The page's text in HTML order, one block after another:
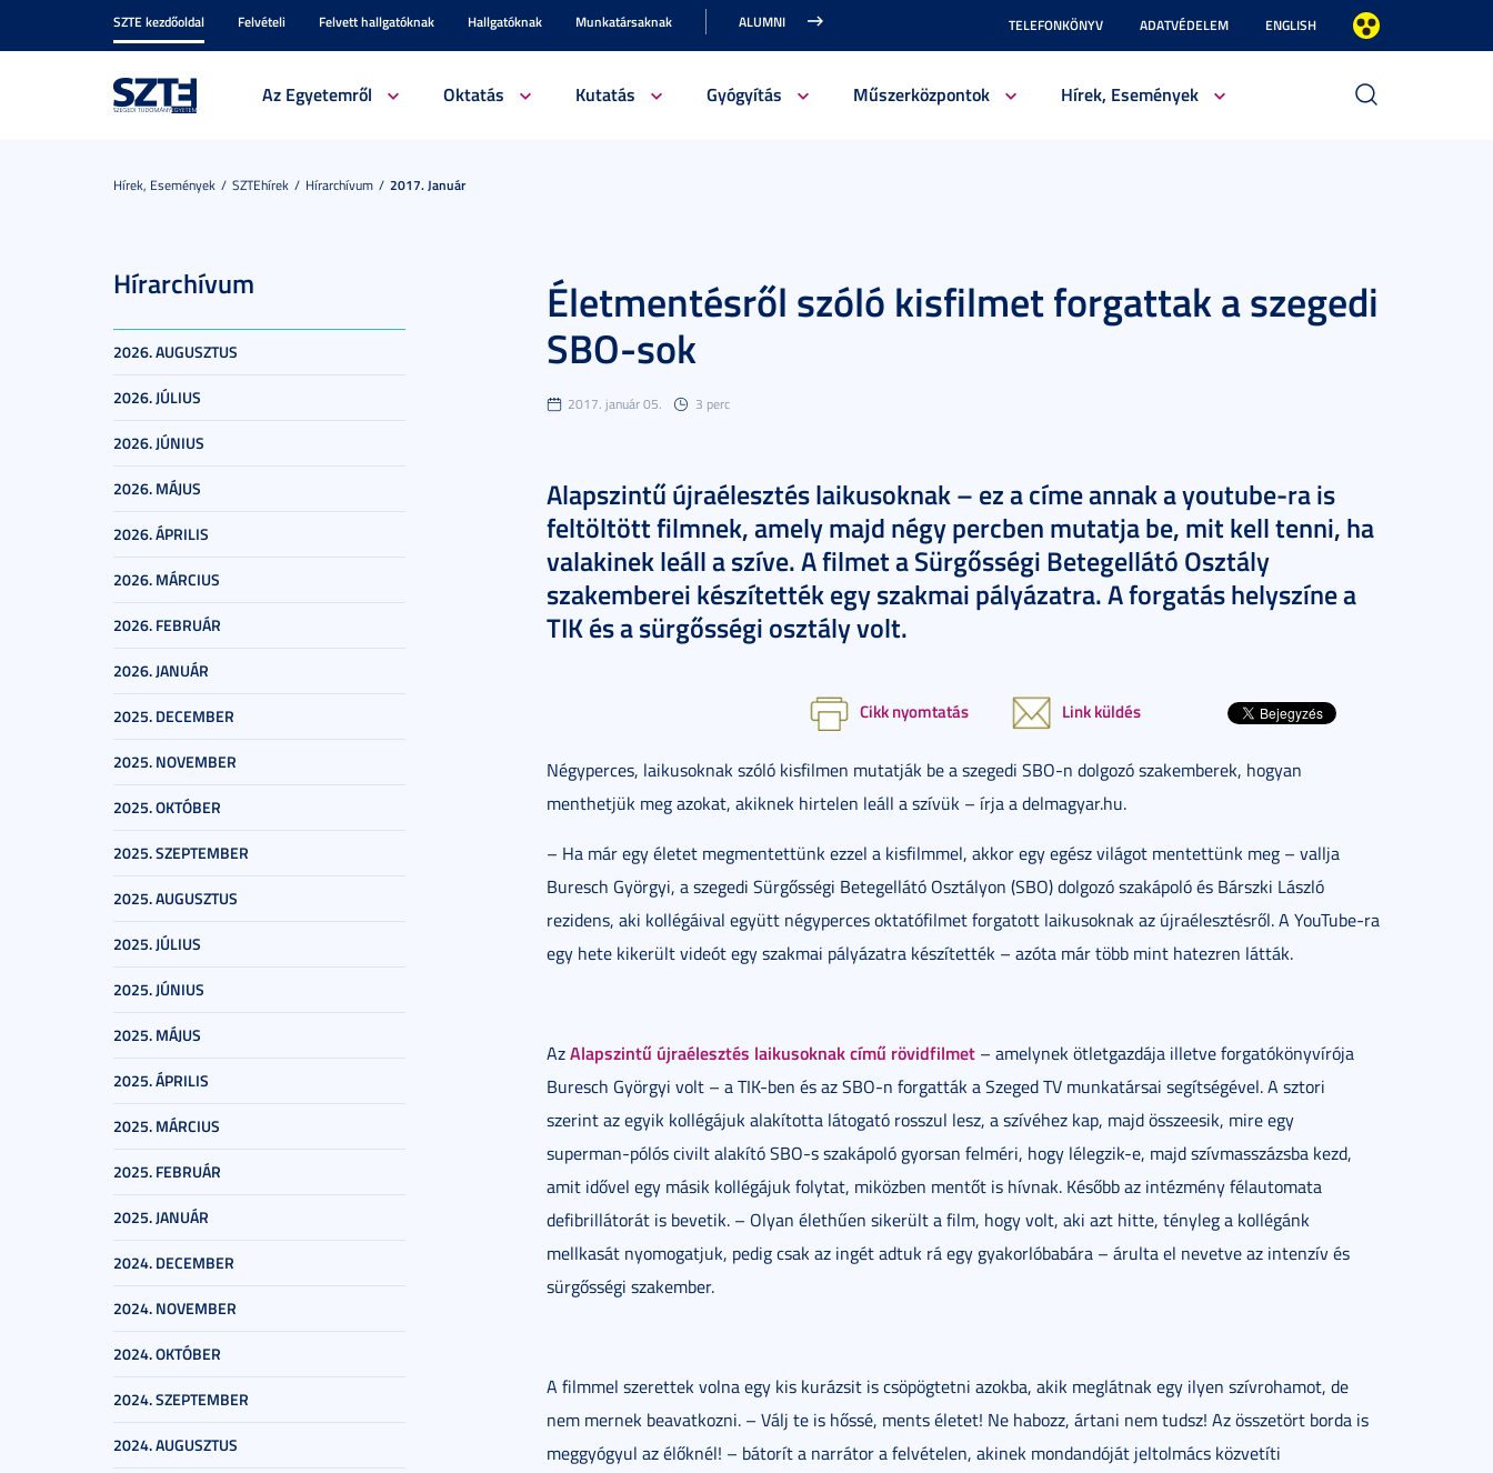
SZTE kezdőoldal Felvételi Felvett hallgatóknak Hallgatóknak Munkatársaknak ALUMNI TELEFONKÖNYV ADATVÉDELEM ENGLISH
Az Egyetemről Oktatás Kutatás Gyógyítás Műszerközpontok Hírek, Események
Hírek, Események SZTEhírek Hírarchívum 2017. Január
Hírarchívum
2026. AUGUSZTUS
2026. JÚLIUS
2026. JÚNIUS
2026. MÁJUS
2026. ÁPRILIS
2026. MÁRCIUS
2026. FEBRUÁR
2026. JANUÁR
2025. DECEMBER
2025. NOVEMBER
2025. OKTÓBER
2025. SZEPTEMBER
2025. AUGUSZTUS
2025. JÚLIUS
2025. JÚNIUS
2025. MÁJUS
2025. ÁPRILIS
2025. MÁRCIUS
2025. FEBRUÁR
2025. JANUÁR
2024. DECEMBER
2024. NOVEMBER
2024. OKTÓBER
2024. SZEPTEMBER
2024. AUGUSZTUS
Életmentésről szóló kisfilmet forgattak a szegedi
SBO-sok
2017. január 05. 3 perc
Alapszintű újraélesztés laikusoknak – ez a címe annak a youtube-ra is
feltöltött filmnek, amely majd négy percben mutatja be, mit kell tenni, ha
valakinek leáll a szíve. A filmet a Sürgősségi Betegellátó Osztály
szakemberei készítették egy szakmai pályázatra. A forgatás helyszíne a
TIK és a sürgősségi osztály volt.
Cikk nyomtatás Link küldés
Négyperces, laikusoknak szóló kisfilmen mutatják be a szegedi SBO-n dolgozó szakemberek, hogyan
menthetjük meg azokat, akiknek hirtelen leáll a szívük – írja a delmagyar.hu.
– Ha már egy életet megmentettünk ezzel a kisfilmmel, akkor egy egész világot mentettünk meg – vallja
Buresch Györgyi, a szegedi Sürgősségi Betegellátó Osztályon (SBO) dolgozó szakápoló és Bárszki László
rezidens, aki kollégáival együtt négyperces oktatófilmet forgatott laikusoknak az újraélesztésről. A YouTube-ra
egy hete kikerült videót egy szakmai pályázatra készítették – azóta már több mint hatezren látták.
AzAlapszintű újraélesztés laikusoknak című rövidfilmet – amelynek ötletgazdája illetve forgatókönyvírója
Buresch Györgyi volt – a TIK-ben és az SBO-n forgatták a Szeged TV munkatársai segítségével. A sztori
szerint az egyik kollégájuk alakította látogató rosszul lesz, a szívéhez kap, majd összeesik, mire egy
superman-pólós civilt alakító SBO-s szakápoló gyorsan felméri, hogy lélegzik-e, majd szívmasszázsba kezd,
amit idővel egy másik kollégájuk folytat, miközben mentőt is hívnak. Később az intézmény félautomata
defibrillátorát is bevetik. – Olyan élethűen sikerült a film, hogy volt, aki azt hitte, tényleg a kollégánk
mellkasát nyomogatjuk, pedig csak az ingét adtuk rá egy gyakorlóbabára – árulta el nevetve az intenzív és
sürgősségi szakember.
A filmmel szerettek volna egy kis kurázsit is csöpögtetni azokba, akik meglátnak egy ilyen szívrohamot, de
nem mernek beavatkozni. – Válj te is hőssé, ments életet! Ne habozz, ártani nem tudsz! Az összetört borda is
meggyógyul az élőknél! – bátorít a narrátor a felvételen, akinek mondandóját jeltolmács közvetíti